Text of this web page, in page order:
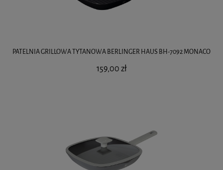
PATELNIA GRILLOWA TYTANOWA BERLINGER HAUS BH-7092 MONACO
159,00 zł